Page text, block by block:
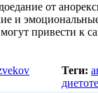
от
и
привести к
Теги: